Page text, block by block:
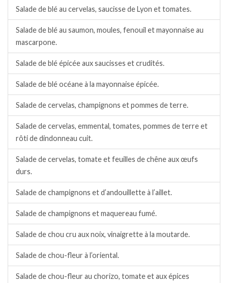
Salade de blé au cervelas, saucisse de Lyon et tomates.
Salade de blé au saumon, moules, fenouil et mayonnaise au
mascarpone.
Salade de blé épicée aux saucisses et crudités.
Salade de blé océane à la mayonnaise épicée.
Salade de cervelas, champignons et pommes de terre.
Salade de cervelas, emmental, tomates, pommes de terre et
rôti de dindonneau cuit.
Salade de cervelas, tomate et feuilles de chêne aux œufs
durs.
Salade de champignons et d’andouillette à l’aillet.
Salade de champignons et maquereau fumé.
Salade de chou cru aux noix, vinaigrette à la moutarde.
Salade de chou-fleur à l’oriental.
Salade de chou-fleur au chorizo, tomate et aux épices